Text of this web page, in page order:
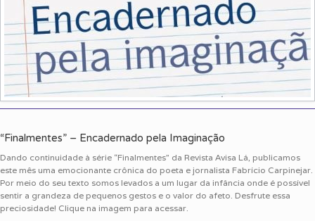
“Finalmentes” – Encadernado pela Imaginação
Dando continuidade à série “Finalmentes” da Revista Avisa Lá, publicamos
este mês uma emocionante crônica do poeta e jornalista Fabrício Carpinejar.
Por meio do seu texto somos levados a um lugar da infância onde é possível
sentir a grandeza de pequenos gestos e o valor do afeto. Desfrute essa
preciosidade! Clique na imagem para acessar.